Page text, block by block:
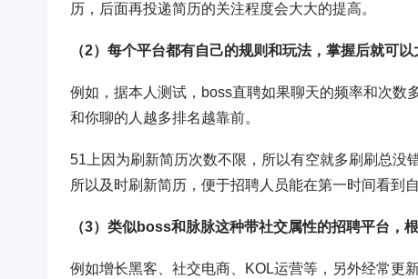
历，后面再投递简历的关注程度会大大的提高。
（2）每个平台都有自己的规则和玩法，掌握后就可
例如，据本人测试，boss直聘如果聊天的频率和次数
和你聊的人越多排名越靠前。
51上因为刷新简历次数不限，所以有空就多刷刷总没
所以及时刷新简历，便于招聘人员能在第一时间看到
（3）类似boss和脉脉这种带社交属性的招聘平台，
例如增长黑客、社交电商、KOL运营等，另外经常更